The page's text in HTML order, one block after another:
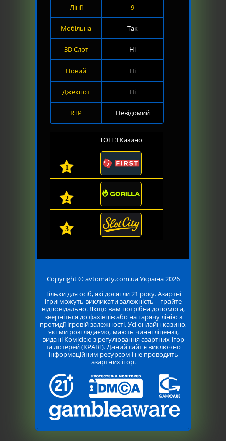
Лінії 9
Мобільна Так
3D Слот Ні
Новий Ні
Джекпот Ні
RTP Невідомий
ТОП 3 Казино
1
2
3
Copyright © avtomaty.com.ua Україна 2026
Тільки для осіб, які досягли 21 року. Азартні
ігри можуть викликати залежність – грайте
відповідально. Якщо вам потрібна допомога,
зверніться до фахівців або на гарячу лінію з
протидії ігровій залежності. Усі онлайн-казино,
які ми розглядаємо, мають чинні ліцензії,
видані Комісією з регулювання азартних ігор
та лотерей (КРАІЛ). Даний сайт є виключно
інформаційним ресурсом і не проводить
азартних ігор.